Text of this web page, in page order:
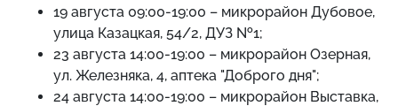
19 августа 09:00-19:00 – микрорайон Дубовое,
улица Казацкая, 54/2, ДУЗ №1;
23 августа 14:00-19:00 – микрорайон Озерная,
ул. Железняка, 4, аптека "Доброго дня";
24 августа 14:00-19:00 – микрорайон Выставка,